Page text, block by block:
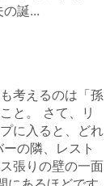
誕...
考えるのは「孫
と。 さて、リ
に入ると、どれ
の隣、レスト
張りの壁の一面